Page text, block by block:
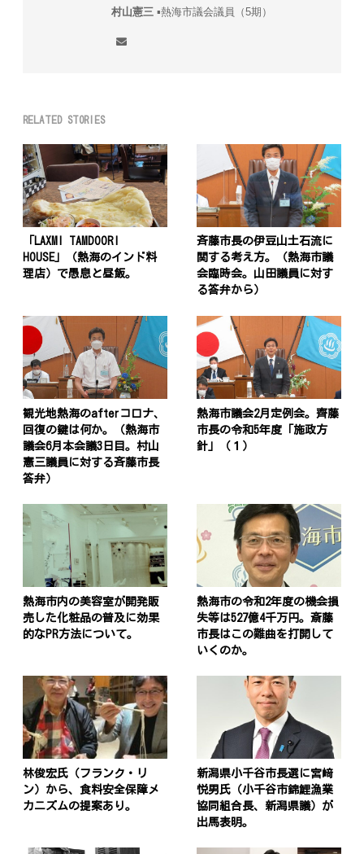
村山憲三▪︎熱海市議会議員（5期）
RELATED STORIES
「LAXMI TAMDOORI
HOUSE」（熱海のインド料
理店）で愚息と昼飯。
斉藤市長の伊豆山土石流に
関する考え方。（熱海市議
会臨時会。山田議員に対す
る答弁から）
観光地熱海のafterコロナ、
回復の鍵は何か。（熱海市
議会6月本会議3日目。村山
憲三議員に対する斉藤市長
答弁）
熱海市議会2月定例会。齊藤
市長の令和5年度「施政方
針」（１）
熱海市内の美容室が開発販
売した化粧品の普及に効果
的なPR方法について。
熱海市の令和2年度の機会損
失等は527億4千万円。斎藤
市長はこの難曲を打開して
いくのか。
林俊宏氏（フランク・リ
ン）から、食料安全保障メ
カニズムの提案あり。
新潟県小千谷市長選に宮﨑
悦男氏（小千谷市錦鯉漁業
協同組合長、新潟県議）が
出馬表明。